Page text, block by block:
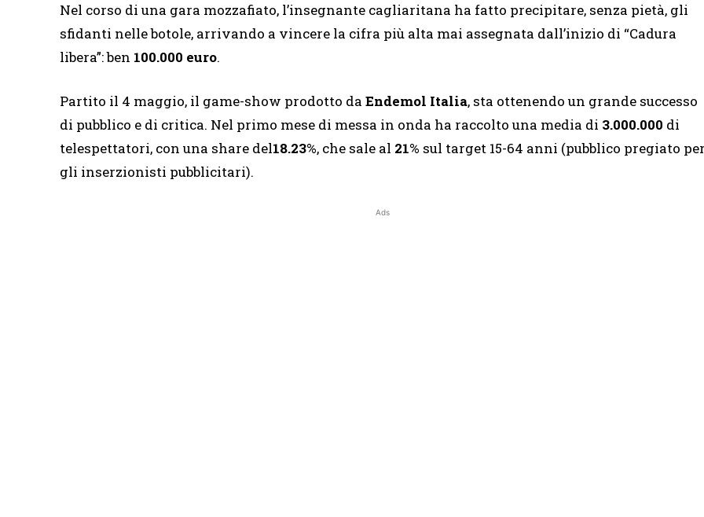
Nel corso di una gara mozzafiato, l’insegnante cagliaritana ha fatto precipitare, senza pietà, gli
sfidanti nelle botole, arrivando a vincere la cifra più alta mai assegnata dall’inizio di “Cadura
libera”: ben 100.000 euro.
Partito il 4 maggio, il game-show prodotto da Endemol Italia, sta ottenendo un grande successo
di pubblico e di critica. Nel primo mese di messa in onda ha raccolto una media di 3.000.000 di
telespettatori, con una share del18.23%, che sale al 21% sul target 15-64 anni (pubblico pregiato per
gli inserzionisti pubblicitari).
Ads